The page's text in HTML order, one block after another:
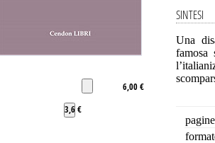
6,00 €
3,6 €
SINTESI
Una
famosa